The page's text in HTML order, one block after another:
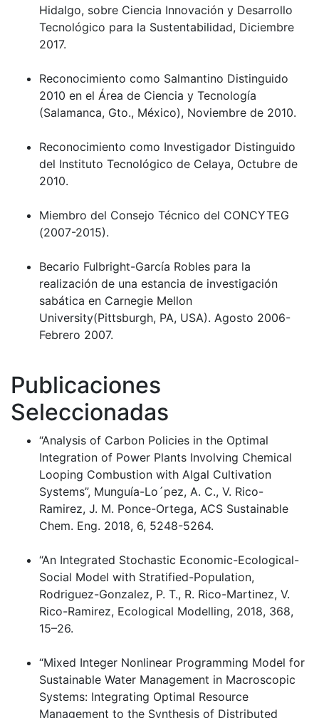
Hidalgo, sobre Ciencia Innovación y Desarrollo
Tecnológico para la Sustentabilidad, Diciembre
2017.
Reconocimiento como Salmantino Distinguido
2010 en el Área de Ciencia y Tecnología
(Salamanca, Gto., México), Noviembre de 2010.
Reconocimiento como Investigador Distinguido
del Instituto Tecnológico de Celaya, Octubre de
2010.
Miembro del Consejo Técnico del CONCYTEG
(2007-2015).
Becario Fulbright-García Robles para la
realización de una estancia de investigación
sabática en Carnegie Mellon
University(Pittsburgh, PA, USA). Agosto 2006-
Febrero 2007.
Publicaciones
Seleccionadas
“Analysis of Carbon Policies in the Optimal
Integration of Power Plants Involving Chemical
Looping Combustion with Algal Cultivation
Systems”, Munguía-Lo´pez, A. C., V. Rico-
Ramirez, J. M. Ponce-Ortega, ACS Sustainable
Chem. Eng. 2018, 6, 5248-5264.
“An Integrated Stochastic Economic-Ecological-
Social Model with Stratified-Population,
Rodriguez-Gonzalez, P. T., R. Rico-Martinez, V.
Rico-Ramirez, Ecological Modelling, 2018, 368,
15–26.
“Mixed Integer Nonlinear Programming Model for
Sustainable Water Management in Macroscopic
Systems: Integrating Optimal Resource
Management to the Synthesis of Distributed